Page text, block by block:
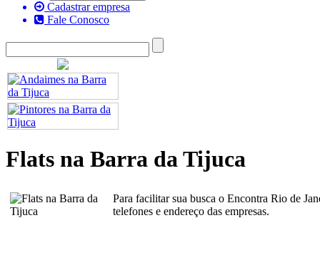
Cadastrar empresa
Fale Conosco
Flats na Barra da Tijuca
Para facilitar sua busca o Encontra Rio de
telefones e endereço das empresas.